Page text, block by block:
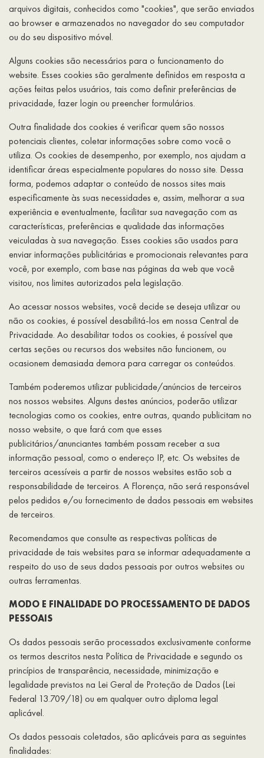
arquivos digitais, conhecidos como "cookies", que serão enviados
ao browser e armazenados no navegador do seu computador
ou do seu dispositivo móvel.
Alguns cookies são necessários para o funcionamento do
website. Esses cookies são geralmente definidos em resposta a
ações feitas pelos usuários, tais como definir preferências de
privacidade, fazer login ou preencher formulários.
Outra finalidade dos cookies é verificar quem são nossos
potenciais clientes, coletar informações sobre como você o
utiliza. Os cookies de desempenho, por exemplo, nos ajudam a
identificar áreas especialmente populares do nosso site. Dessa
forma, podemos adaptar o conteúdo de nossos sites mais
especificamente às suas necessidades e, assim, melhorar a sua
experiência e eventualmente, facilitar sua navegação com as
características, preferências e qualidade das informações
veiculadas à sua navegação. Esses cookies são usados para
enviar informações publicitárias e promocionais relevantes para
você, por exemplo, com base nas páginas da web que você
visitou, nos limites autorizados pela legislação.
Ao acessar nossos websites, você decide se deseja utilizar ou
não os cookies, é possível desabilitá-los em nossa Central de
Privacidade. Ao desabilitar todos os cookies, é possível que
certas seções ou recursos dos websites não funcionem, ou
ocasionem demasiada demora para carregar os conteúdos.
Também poderemos utilizar publicidade/anúncios de terceiros
nos nossos websites. Alguns destes anúncios, poderão utilizar
tecnologias como os cookies, entre outras, quando publicitam no
nosso website, o que fará com que esses
publicitários/anunciantes também possam receber a sua
informação pessoal, como o endereço IP, etc. Os websites de
terceiros acessíveis a partir de nossos websites estão sob a
responsabilidade de terceiros. A Florença, não será responsável
pelos pedidos e/ou fornecimento de dados pessoais em websites
de terceiros.
Recomendamos que consulte as respectivas políticas de
privacidade de tais websites para se informar adequadamente a
respeito do uso de seus dados pessoais por outros websites ou
outras ferramentas.
MODO E FINALIDADE DO PROCESSAMENTO DE DADOS
PESSOAIS
Os dados pessoais serão processados exclusivamente conforme
os termos descritos nesta Política de Privacidade e segundo os
princípios de transparência, necessidade, minimização e
legalidade previstos na Lei Geral de Proteção de Dados (Lei
Federal 13.709/18) ou em qualquer outro diploma legal
aplicável.
Os dados pessoais coletados, são aplicáveis para as seguintes
finalidades: